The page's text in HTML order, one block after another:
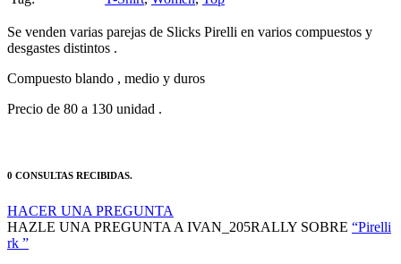
Se venden varias parejas de Slicks Pirelli en varios compuestos y
desgastes distintos .
Compuesto blando , medio y duros
Precio de 80 a 130 unidad .
0 CONSULTAS RECIBIDAS.
HACER UNA PREGUNTA
HAZLE UNA PREGUNTA A IVAN_205RALLY SOBRE “Pirelli
rk ”